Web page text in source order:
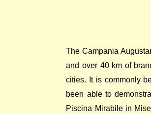
The Campania
and over 40 km of
cities. It is commonly
been able to
Piscina Mirabile in